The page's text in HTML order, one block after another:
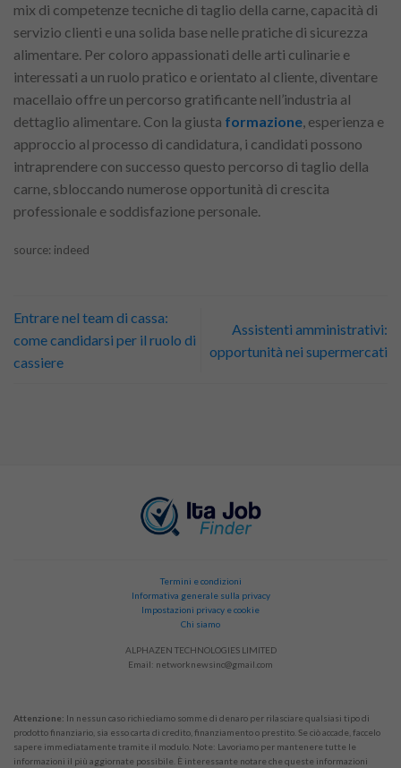
mix di competenze tecniche di taglio della carne, capacità di
servizio clienti e una solida base nelle pratiche di sicurezza
alimentare. Per coloro appassionati delle arti culinarie e
interessati a un ruolo pratico e orientato al cliente, diventare
macellaio offre un percorso gratificante nell’industria al
dettaglio alimentare. Con la giusta formazione, esperienza e
approccio al processo di candidatura, i candidati possono
intraprendere con successo questo percorso di taglio della
carne, sbloccando numerose opportunità di crescita
professionale e soddisfazione personale.
source: indeed
Entrare nel team di cassa:
come candidarsi per il ruolo di
cassiere
Assistenti amministrativi:
opportunità nei supermercati
Termini e condizioni
Informativa generale sulla privacy
Impostazioni privacy e cookie
Chi siamo
ALPHAZEN TECHNOLOGIES LIMITED
Email: networknewsinc@gmail.com
Attenzione: In nessun caso richiediamo somme di denaro per rilasciare qualsiasi tipo di
prodotto finanziario, sia esso carta di credito, finanziamento o prestito. Se ciò accade, faccelo
sapere immediatamente tramite il modulo. Note: Lavoriamo per mantenere tutte le
informazioni il più aggiornate possibile. È interessante notare che queste informazioni